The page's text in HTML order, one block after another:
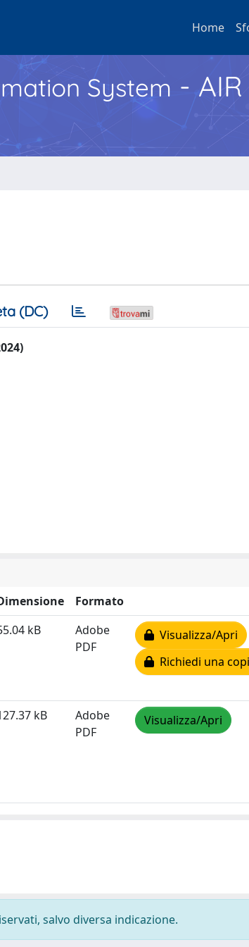
Home
System - AIR
(DC)
Formato
kB
Adobe
PDF
Visualizza/Apri
Richiedi una
kB
Adobe
PDF
Visualizza/Apri
salvo diversa indicazione.